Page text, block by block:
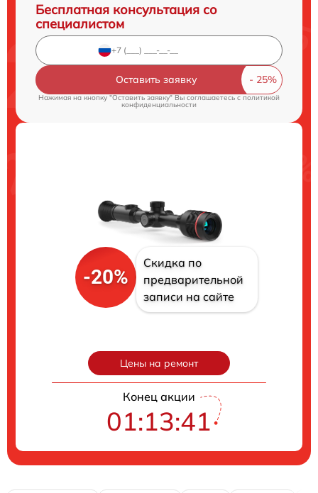
Бесплатная консультация со
специалистом
Оставить заявку
Нажимая на кнопку "Оставить заявку" Вы соглашаетесь cполитикой
конфиденциальности
-20%
Скидка по
предварительной
записи на сайте
Цены на ремонт
Конец акции
01:13:40